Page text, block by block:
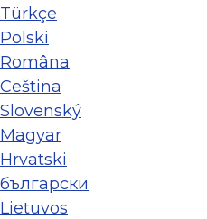
Türkçe
Polski
Româna
Ceština
Slovenský
Magyar
Hrvatski
български
Lietuvos